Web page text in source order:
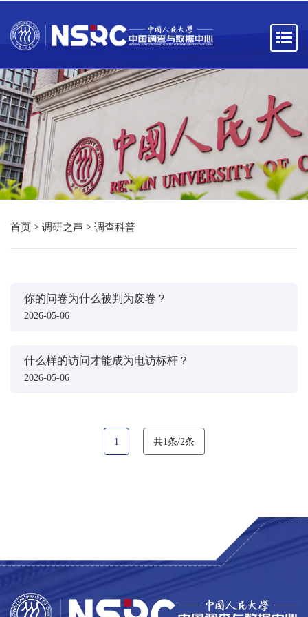
首页 > 调研之声 > 调查科普
你的问卷为什么被判为废卷？
2026-05-06
什么样的访问才能成为电访标杆？
2026-05-06
1 共1条/2条